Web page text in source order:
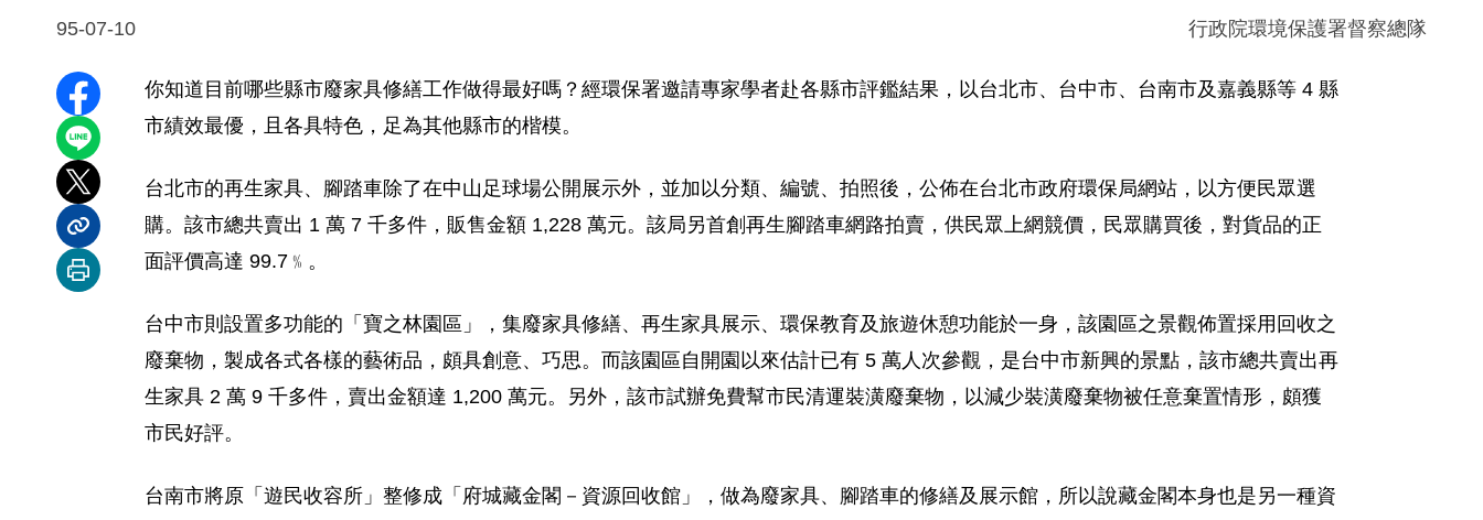
95-07-10 行政院環境保護署督察總隊
分享至 Facebook
分享到 LINE
分享到 X
分享內容連結
列印本頁
你知道目前哪些縣市廢家具修繕工作做得最好嗎？經環保署邀請專家學者赴各縣市評鑑結果，以台北市、台中市、台南市及嘉義縣等 4 縣
市績效最優，且各具特色，足為其他縣市的楷模。
台北市的再生家具、腳踏車除了在中山足球場公開展示外，並加以分類、編號、拍照後，公佈在台北市政府環保局網站，以方便民眾選
購。該市總共賣出 1 萬 7 千多件，販售金額 1,228 萬元。該局另首創再生腳踏車網路拍賣，供民眾上網競價，民眾購買後，對貨品的正
面評價高達 99.7﹪。
台中市則設置多功能的「寶之林園區」，集廢家具修繕、再生家具展示、環保教育及旅遊休憩功能於一身，該園區之景觀佈置採用回收之
廢棄物，製成各式各樣的藝術品，頗具創意、巧思。而該園區自開園以來估計已有 5 萬人次參觀，是台中市新興的景點，該市總共賣出再
生家具 2 萬 9 千多件，賣出金額達 1,200 萬元。另外，該市試辦免費幫市民清運裝潢廢棄物，以減少裝潢廢棄物被任意棄置情形，頗獲
市民好評。
台南市將原「遊民收容所」整修成「府城藏金閣－資源回收館」，做為廢家具、腳踏車的修繕及展示館，所以說藏金閣本身也是另一種資